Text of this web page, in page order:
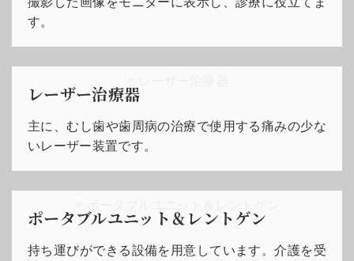
す。
レーザー治療器
主に、むし歯や歯周病の治療で使用する痛みの少な
いレーザー装置です。
ポータブルユニット＆レントゲン
持ち運びができる設備を用意しています。介護を受